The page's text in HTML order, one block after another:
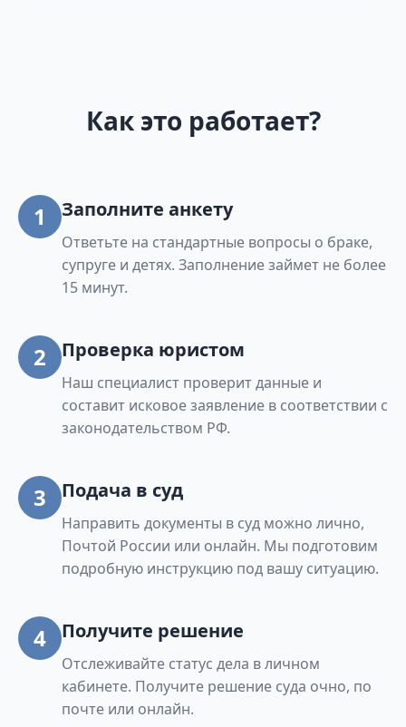
Как это работает?
1 Заполните анкету
Ответьте на стандартные вопросы о браке,
супруге и детях. Заполнение займет не более
15 минут.
2 Проверка юристом
Наш специалист проверит данные и
составит исковое заявление в соответствии с
законодательством РФ.
3 Подача в суд
Направить документы в суд можно лично,
Почтой России или онлайн. Мы подготовим
подробную инструкцию под вашу ситуацию.
4 Получите решение
Отслеживайте статус дела в личном
кабинете. Получите решение суда очно, по
почте или онлайн.